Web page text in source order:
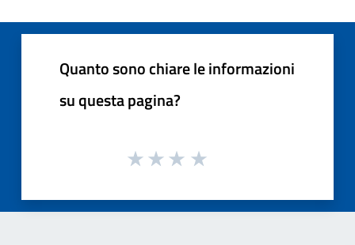
Quanto sono chiare le informazioni
su questa pagina?